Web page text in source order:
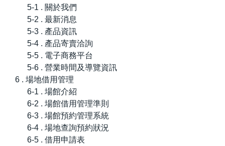
5-1 . 關於我們
5-2 . 最新消息
5-3 . 產品資訊
5-4 . 產品寄賣洽詢
5-5 . 電子商務平台
5-6 . 營業時間及導覽資訊
6 . 場地借用管理
6-1 . 場館介紹
6-2 . 場館借用管理準則
6-3 . 場館預約管理系統
6-4 . 場地查詢預約狀況
6-5 . 借用申請表